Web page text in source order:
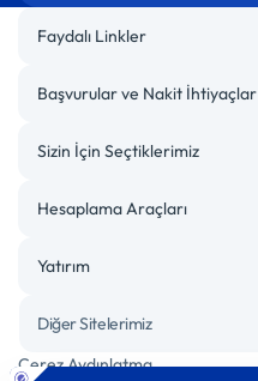
Faydalı Linkler
Başvurular ve Nakit İhtiyaçlar
Sizin İçin Seçtiklerimiz
Hesaplama Araçları
Yatırım
Diğer Sitelerimiz
Çerez Aydınlatma